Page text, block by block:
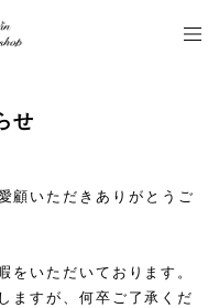
せ
顧いただきありがとうご
をいただいております。
ますが、何卒ご了承くだ